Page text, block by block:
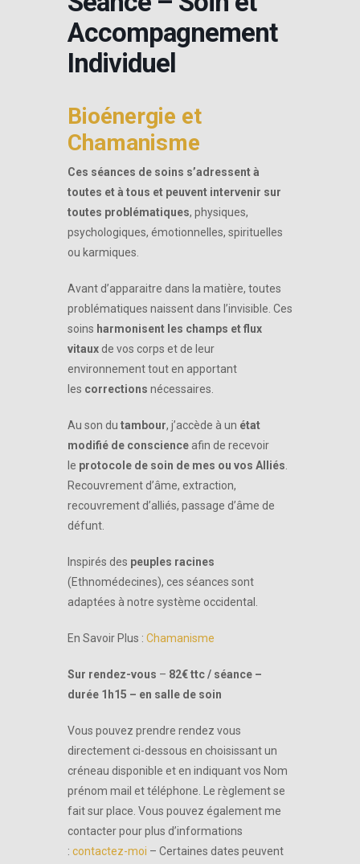
Accompagnement
Individuel
Bioénergie et
Chamanisme
Ces séances de soins s’adressent à
toutes et à tous et peuvent intervenir sur
toutes problématiques, physiques,
psychologiques, émotionnelles, spirituelles
ou karmiques.
Avant d’apparaitre dans la matière, toutes
problématiques naissent dans l’invisible. Ces
soins harmonisent les champs et flux
vitaux de vos corps et de leur
environnement tout en apportant
les corrections nécessaires.
Au son du tambour, j’accède à un état
modifié de conscience afin de recevoir
le protocole de soin de mes ou vos Alliés
Recouvrement d’âme, extraction,
recouvrement d’alliés, passage d’âme de
défunt.
Inspirés des peuples racines
(Ethnomédecines), ces séances sont
adaptées à notre système occidental.
En Savoir Plus : Chamanisme
Sur rendez-vous – 82€ ttc / séance –
durée 1h15 – en salle de soin
Vous pouvez prendre rendez vous
directement ci-dessous en choisissant un
créneau disponible et en indiquant vos Nom
prénom mail et téléphone. Le règlement se
fait sur place. Vous pouvez également me
contacter pour plus d’informations
: contactez-moi – Certaines dates peuvent